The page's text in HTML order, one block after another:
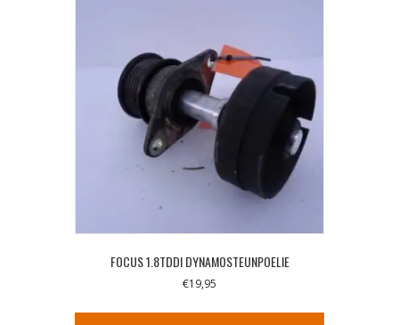
FOCUS 1.8TDDI DYNAMOSTEUNPOELIE
€19,95